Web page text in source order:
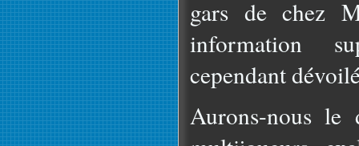
gars de chez
information
cependant
Aurons-nous